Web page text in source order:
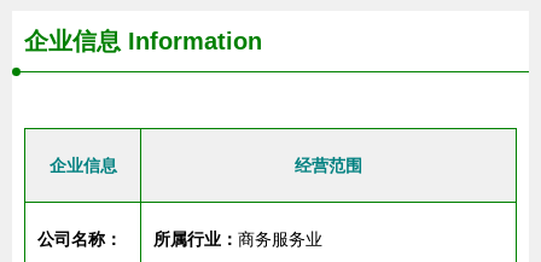
企业信息 Information
企业信息 经营范围
公司名称： 所属行业： 商务服务业